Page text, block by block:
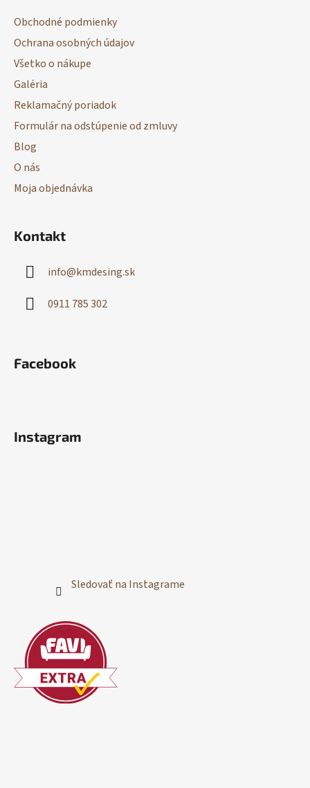
Obchodné podmienky
Ochrana osobných údajov
Všetko o nákupe
Galéria
Reklamačný poriadok
Formulár na odstúpenie od zmluvy
Blog
O nás
Moja objednávka
Kontakt
info@kmdesing.sk
0911 785 302
Facebook
Instagram
Sledovať na Instagrame